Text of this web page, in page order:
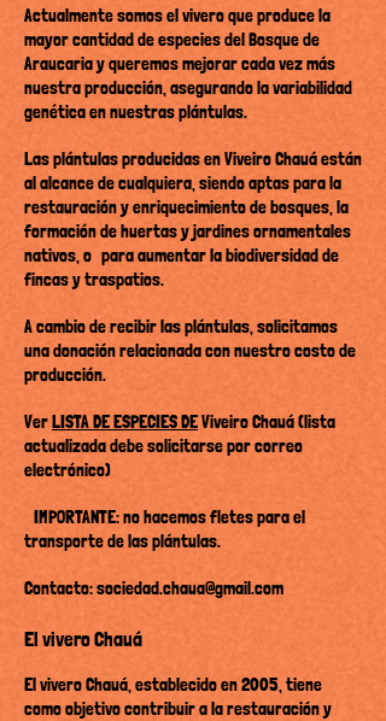
Actualmente somos el vivero que produce la
mayor cantidad de especies del Bosque de
Araucaria y queremos mejorar cada vez más
nuestra producción, asegurando la variabilidad
genética en nuestras plántulas.
Las plántulas producidas en Viveiro Chauá están
al alcance de cualquiera, siendo aptas para la
restauración y enriquecimiento de bosques, la
formación de huertas y jardines ornamentales
nativos, o para aumentar la biodiversidad de
fincas y traspatios.
A cambio de recibir las plántulas, solicitamos
una donación relacionada con nuestro costo de
producción.
VerLISTA DE ESPECIES DEViveiro Chauá (lista
actualizada debe solicitarse por correo
electrónico)
IMPORTANTE: no hacemos fletes para el
transporte de las plántulas.
Contacto:sociedad.chaua@gmail.com
El vivero Chauá
El vivero Chauá, establecido en 2005, tiene
como objetivo contribuir a la restauración y